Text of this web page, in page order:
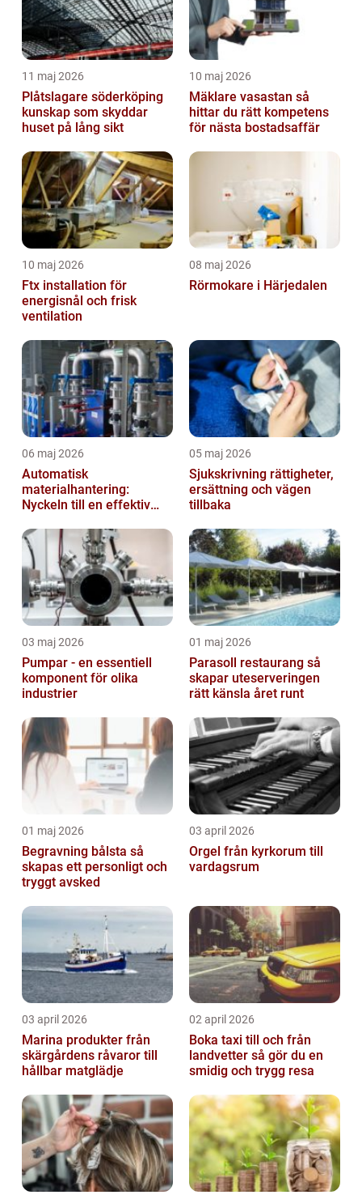
11 maj 2026
Plåtslagare söderköping
kunskap som skyddar
huset på lång sikt
10 maj 2026
Mäklare vasastan så
hittar du rätt kompetens
för nästa bostadsaffär
10 maj 2026
Ftx installation för
energisnål och frisk
ventilation
08 maj 2026
Rörmokare i Härjedalen
06 maj 2026
Automatisk
materialhantering:
Nyckeln till en effektiv
05 maj 2026
Sjukskrivning rättigheter,
ersättning och vägen
tillbaka
03 maj 2026
Pumpar - en essentiell
komponent för olika
industrier
01 maj 2026
Parasoll restaurang så
skapar uteserveringen
rätt känsla året runt
01 maj 2026
Begravning bålsta så
skapas ett personligt och
tryggt avsked
03 april 2026
Orgel från kyrkorum till
vardagsrum
03 april 2026
Marina produkter från
skärgårdens råvaror till
hållbar matglädje
02 april 2026
Boka taxi till och från
landvetter så gör du en
smidig och trygg resa